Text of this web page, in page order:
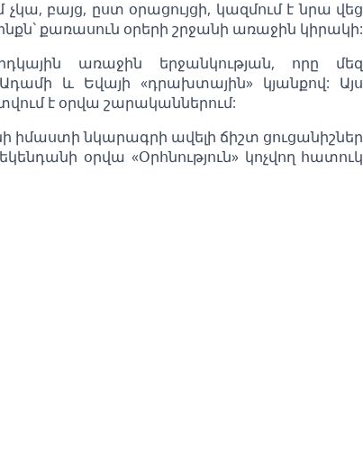
բայց, ըստ օրացույցի, կազմում է նրա վեց
քառասուն օրերի շրջանի առաջին կիրակի:
առաջին երջանկության, որը մեզ
և Եվայի «դրախտային» կյանքով: Այս
է օրվա շարականներում:
նկարագրի ավելի ճիշտ ցուցանիշներ
օրվա «Օրհնություն» կոչվող հատուկ